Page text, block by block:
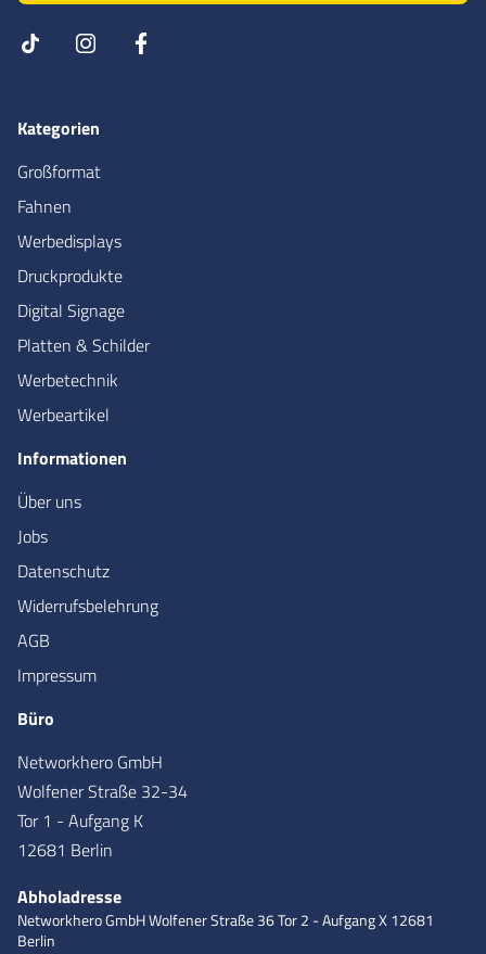
Kategorien
Großformat
Fahnen
Werbedisplays
Druckprodukte
Digital Signage
Platten & Schilder
Werbetechnik
Werbeartikel
Informationen
Über uns
Jobs
Datenschutz
Widerrufsbelehrung
AGB
Impressum
Büro
Networkhero GmbH
Wolfener Straße 32-34
Tor 1 - Aufgang K
12681 Berlin
Abholadresse
Networkhero GmbHWolfener Straße 36Tor 2 - Aufgang X12681
Berlin